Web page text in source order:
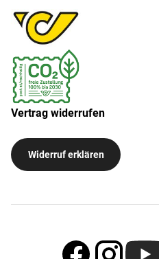
Vertrag widerrufen
Widerruf erklären